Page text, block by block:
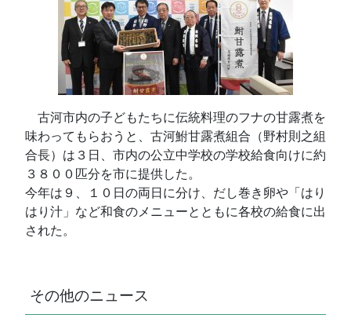
古河市内の子どもたちに伝統料理のフナの甘露煮を
味わってもらおうと、古河鮒甘露煮組合（野村則之組
合長）は３日、市内の公立中学校の学校給食向けに約
３８００匹分を市に提供した。
今年は９、１０日の両日に分け、だし巻き卵や「はり
はり汁」など和食のメニューとともに各校の給食に出
された。
その他のニュース